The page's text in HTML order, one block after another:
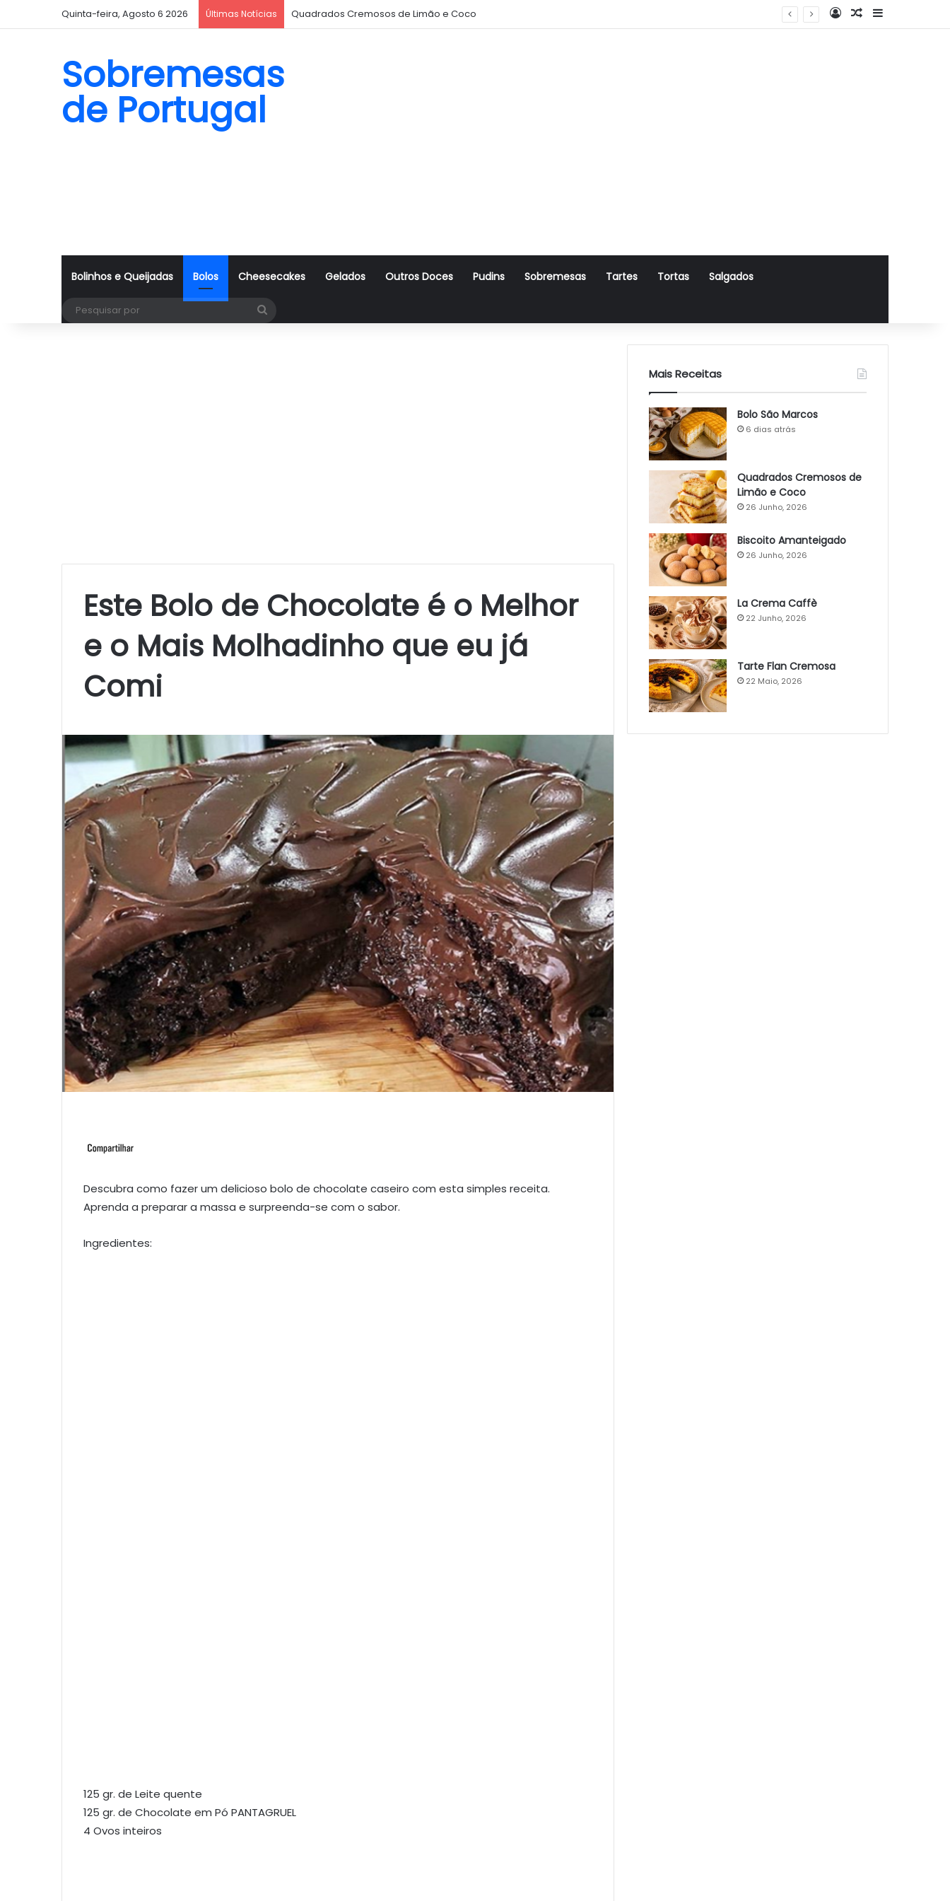
Quinta-feira, Agosto 6 2026 Últimas Notícias Quadrados Cremosos de Limão e Coco Log InArtigo Aleatório
Sidebar
Sobremesas
de Portugal
Bolinhos e Queijadas Bolos Cheesecakes Gelados Outros Doces Pudins Sobremesas Tartes Tortas Salgados
Este Bolo de Chocolate é o Melhor
e o Mais Molhadinho que eu já
Comi
Descubra como fazer um delicioso bolo de chocolate caseiro com esta simples receita.
Aprenda a preparar a massa e surpreenda-se com o sabor.
Ingredientes:
125 gr. de Leite quente
125 gr. de Chocolate em Pó PANTAGRUEL
4 Ovos inteiros
Mais Receitas
Bolo São Marcos
6 dias atrás
Quadrados Cremosos de
Limão e Coco
26 Junho, 2026
Biscoito Amanteigado
26 Junho, 2026
La Crema Caffè
22 Junho, 2026
Tarte Flan Cremosa
22 Maio, 2026